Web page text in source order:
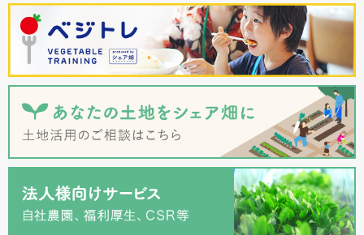
利用期間 無期限 1~3年程度で入れ替わる
いつでも 年に数回の募集時
倍率 市街化区域 で1.2倍（全国平
均）※1
料金 6,900~10,700円/月+入会金 6,000～12,000円程度/年
（和光市）※2
※1：市民農園開設状況調査の結果について（令和５年３月末時点）
※2：市民農園